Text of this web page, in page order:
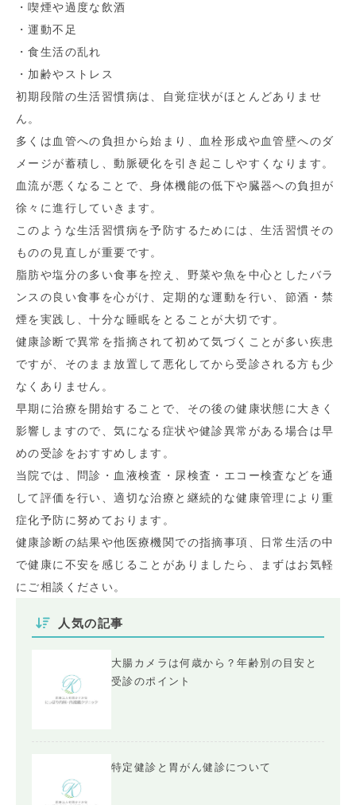
・喫煙や過度な飲酒
・運動不足
・食生活の乱れ
・加齢やストレス
初期段階の生活習慣病は、自覚症状がほとんどありませ
ん。
多くは血管への負担から始まり、血栓形成や血管壁へのダ
メージが蓄積し、動脈硬化を引き起こしやすくなります。
血流が悪くなることで、身体機能の低下や臓器への負担が
徐々に進行していきます。
このような生活習慣病を予防するためには、生活習慣その
ものの見直しが重要です。
脂肪や塩分の多い食事を控え、野菜や魚を中心としたバラ
ンスの良い食事を心がけ、定期的な運動を行い、節酒・禁
煙を実践し、十分な睡眠をとることが大切です。
健康診断で異常を指摘されて初めて気づくことが多い疾患
ですが、そのまま放置して悪化してから受診される方も少
なくありません。
早期に治療を開始することで、その後の健康状態に大きく
影響しますので、気になる症状や健診異常がある場合は早
めの受診をおすすめします。
当院では、問診・血液検査・尿検査・エコー検査などを通
して評価を行い、適切な治療と継続的な健康管理により重
症化予防に努めております。
健康診断の結果や他医療機関での指摘事項、日常生活の中
で健康に不安を感じることがありましたら、まずはお気軽
にご相談ください。
人気の記事
大腸カメラは何歳から？年齢別の目安と
受診のポイント
特定健診と胃がん健診について